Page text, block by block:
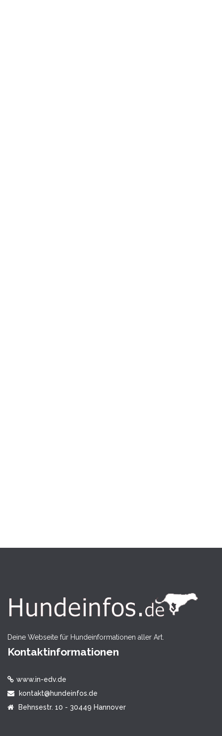
Deine Webseite für Hundeinformationen aller Art.
Kontaktinformationen
www.in-edv.de
kontakt@hundeinfos.de
Behnsestr. 10 - 30449 Hannover